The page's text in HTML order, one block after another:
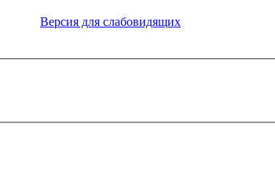
Версия для слабовидящих